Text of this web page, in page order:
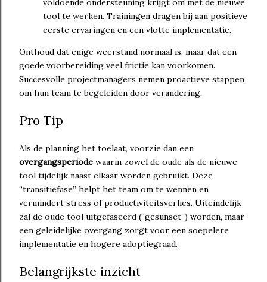
voldoende ondersteuning krijgt om met de nieuwe
tool te werken. Trainingen dragen bij aan positieve
eerste ervaringen en een vlotte implementatie.
Onthoud dat enige weerstand normaal is, maar dat een
goede voorbereiding veel frictie kan voorkomen.
Succesvolle projectmanagers nemen proactieve stappen
om hun team te begeleiden door verandering.
Pro Tip
Als de planning het toelaat, voorzie dan een
overgangsperiode waarin zowel de oude als de nieuwe
tool tijdelijk naast elkaar worden gebruikt. Deze
“transitiefase” helpt het team om te wennen en
vermindert stress of productiviteitsverlies. Uiteindelijk
zal de oude tool uitgefaseerd (“gesunset”) worden, maar
een geleidelijke overgang zorgt voor een soepelere
implementatie en hogere adoptiegraad.
Belangrijkste inzicht